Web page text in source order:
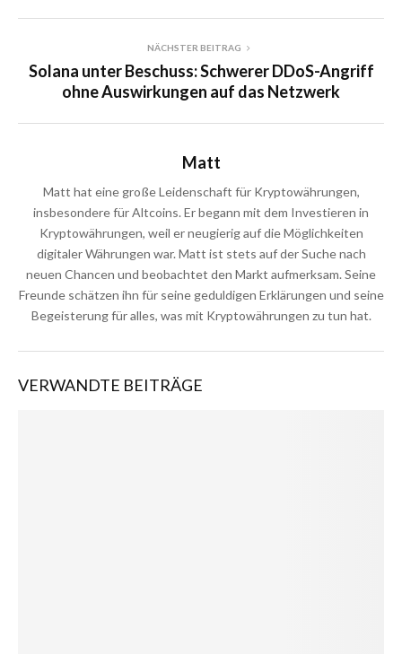
NÄCHSTER BEITRAG
Solana unter Beschuss: Schwerer DDoS-Angriff
ohne Auswirkungen auf das Netzwerk
Matt
Matt hat eine große Leidenschaft für Kryptowährungen,
insbesondere für Altcoins. Er begann mit dem Investieren in
Kryptowährungen, weil er neugierig auf die Möglichkeiten
digitaler Währungen war. Matt ist stets auf der Suche nach
neuen Chancen und beobachtet den Markt aufmerksam. Seine
Freunde schätzen ihn für seine geduldigen Erklärungen und seine
Begeisterung für alles, was mit Kryptowährungen zu tun hat.
VERWANDTE BEITRÄGE